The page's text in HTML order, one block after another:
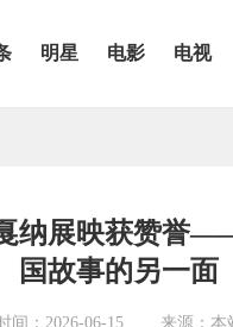
明星 电影 电视
纳展映获赞誉
国故事的另一面
间：2026-06-15 来源：本